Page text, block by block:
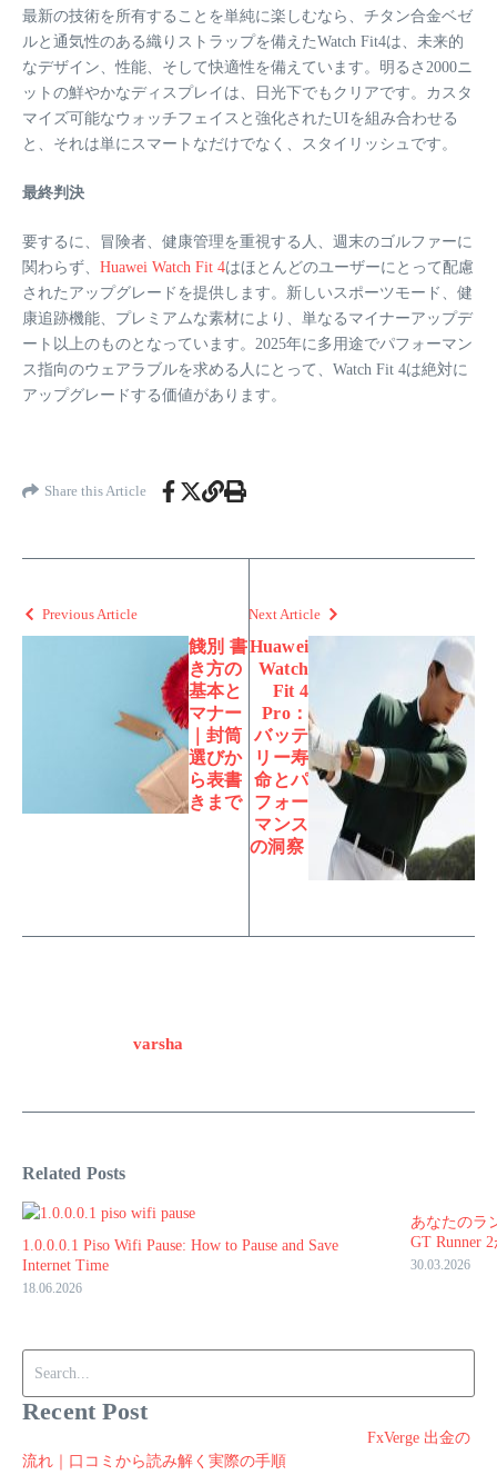
最新の技術を所有することを単純に楽しむなら、チタン合金ベゼ
ルと通気性のある織りストラップを備えたWatch Fit4は、未来的
なデザイン、性能、そして快適性を備えています。明るさ2000ニ
ットの鮮やかなディスプレイは、日光下でもクリアです。カスタ
マイズ可能なウォッチフェイスと強化されたUIを組み合わせる
と、それは単にスマートなだけでなく、スタイリッシュです。
最終判決
要するに、冒険者、健康管理を重視する人、週末のゴルファーに
関わらず、 Huawei Watch Fit 4はほとんどのユーザーにとって配慮
されたアップグレードを提供します。新しいスポーツモード、健
康追跡機能、プレミアムな素材により、単なるマイナーアップデ
ート以上のものとなっています。2025年に多用途でパフォーマン
ス指向のウェアラブルを求める人にとって、Watch Fit 4は絶対に
アップグレードする価値があります。
Share this Article
Previous Article
餞別 書
き方の
基本と
マナー
｜封筒
選びか
ら表書
きまで
Next Article
Huawei
Watch
Fit 4
Pro：
バッテ
リー寿
命とパ
フォー
マンス
の洞察
varsha
Related Posts
1.0.0.0.1 Piso Wifi Pause: How to Pause and Save
Internet Time
18.06.2026
あなたのラ
GT Runner
30.03.2026
Recent Post
FxVerge 出金の
流れ｜口コミから読み解く実際の手順